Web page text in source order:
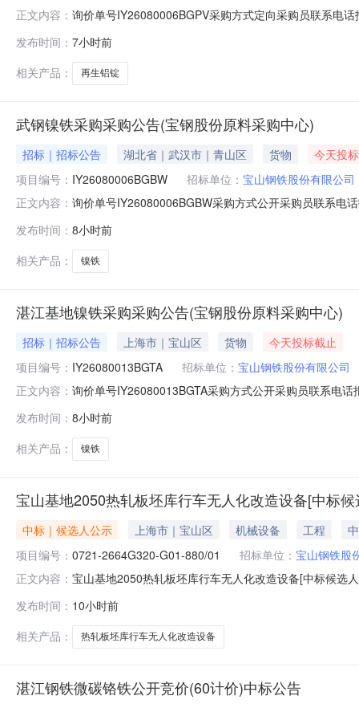
正文内容： 询价单号IY26080006BGPV采购方式定向采购员联系电
额度：0.0元三、商务条款：定价说明：湿公吨。限价类
发布时间： 7小时前
相关产品：
再生铝锭
武钢镍铁采购采购公告(宝钢股份原料采购中心)
招标｜招标公告 湖北省｜武汉市｜青山区 货物
今天投
项目编号： IY26080006BGBW 招标单位： 宝山钢铁股份有限公司
正文内容： 询价单号IY26080006BGBW采购方式公开采购员联系电
保证金额度：300000.0元三、商务条款：定价说明：湿
发布时间： 8小时前
相关产品：
镍铁
湛江基地镍铁采购采购公告(宝钢股份原料采购中心)
招标｜招标公告 上海市｜宝山区 货物
今天投标截止
项目编号： IY26080013BGTA 招标单位： 宝山钢铁股份有限公司
正文内容： 询价单号IY26080013BGTA采购方式公开采购员联系电
300000.0元三、商务条款：定价说明：湿公吨。限价类
发布时间： 8小时前
相关产品：
镍铁
宝山基地2050热轧板坯库行车无人化改造设备[中标
中标｜候选人公示 上海市｜宝山区 机械设备 工程
项目编号： 0721-2664G320-G01-880/01 招标单位： 宝山钢铁股
正文内容： 宝山基地2050热轧板坯库行车无人化改造设备[中标候选
人化改造设备的中标候选人，现公示如下：一、评标情
发布时间： 10小时前
相关产品：
热轧板坯库行车无人化改造设备
湛江钢铁微碳铬铁公开竞价(60计价)中标公告